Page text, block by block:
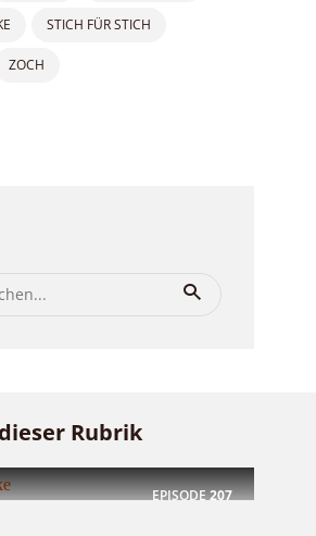
STICH FÜR STICH
ZOCH
Rubrik
EPISODE207